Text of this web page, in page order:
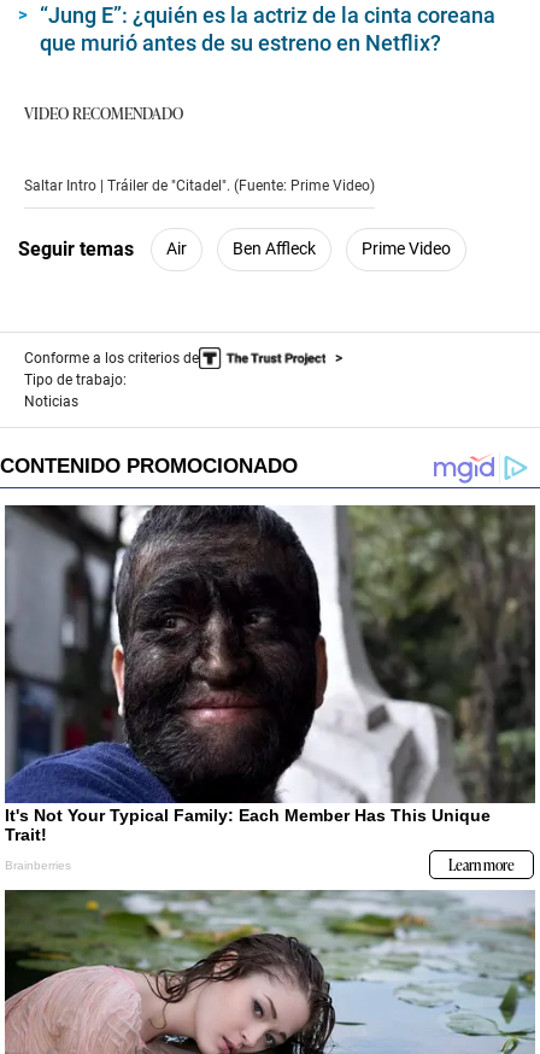
“Jung E”: ¿quién es la actriz de la cinta coreana
que murió antes de su estreno en Netflix?
VIDEO RECOMENDADO
Saltar Intro | Tráiler de "Citadel". (Fuente: Prime Video)
Seguir temas Air Ben Affleck Prime Video
Conforme a los criterios de
Tipo de trabajo:
Noticias